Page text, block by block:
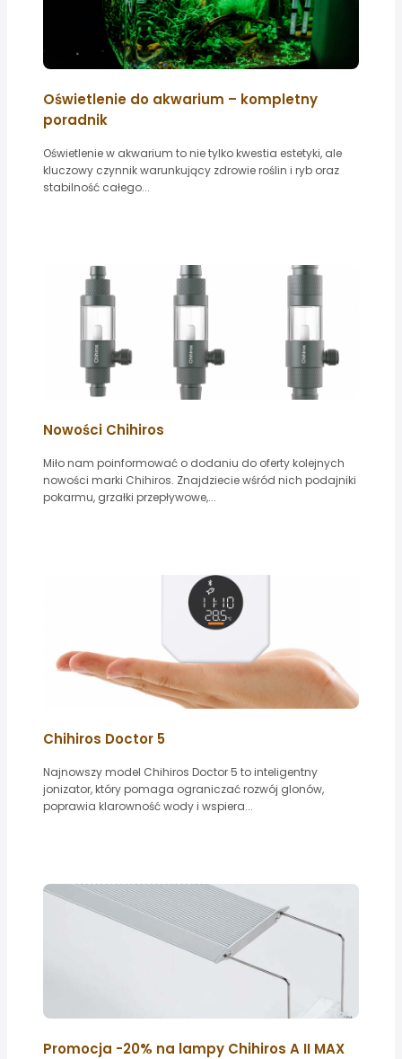
Oświetlenie do akwarium – kompletny
poradnik
Oświetlenie w akwarium to nie tylko kwestia estetyki, ale
kluczowy czynnik warunkujący zdrowie roślin i ryb oraz
stabilność całego...
Nowości Chihiros
Miło nam poinformować o dodaniu do oferty kolejnych
nowości marki Chihiros. Znajdziecie wśród nich podajniki
pokarmu, grzałki przepływowe,...
Chihiros Doctor 5
Najnowszy model Chihiros Doctor 5 to inteligentny
jonizator, który pomaga ograniczać rozwój glonów,
poprawia klarowność wody i wspiera...
Promocja -20% na lampy Chihiros A II MAX